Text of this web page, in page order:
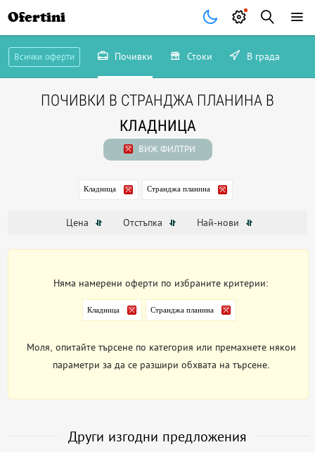
Ofertini
Всички оферти Почивки Стоки В града
ПОЧИВКИ В СТРАНДЖА ПЛАНИНА В
КЛАДНИЦА
ВИЖ ФИЛТРИ
Кладница Странджа планина
Цена Отстъпка Най-нови
Няма намерени оферти по избраните критерии:
Кладница Странджа планина
Моля, опитайте търсене по категория или премахнете някои
параметри за да се разшири обхвата на търсене.
Други изгодни предложения